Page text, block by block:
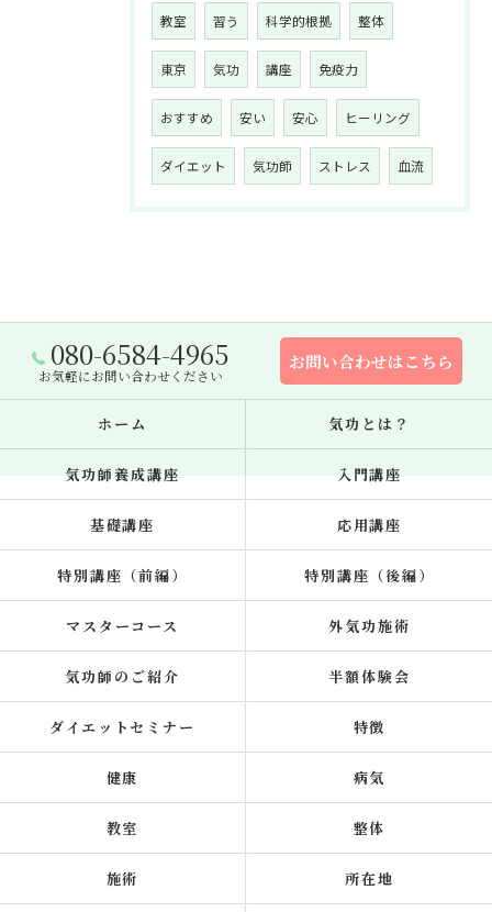
教室 習う 科学的根拠 整体
東京 気功 講座 免疫力
おすすめ 安い 安心 ヒーリング
ダイエット 気功師 ストレス 血流
080-6584-4965
お気軽にお問い合わせください
お問い合わせはこちら
ホーム 気功とは？
気功師養成講座 入門講座
基礎講座 応用講座
特別講座（前編） 特別講座（後編）
マスターコース 外気功施術
気功師のご紹介 半額体験会
ダイエットセミナー 特徴
健康 病気
教室 整体
施術 所在地